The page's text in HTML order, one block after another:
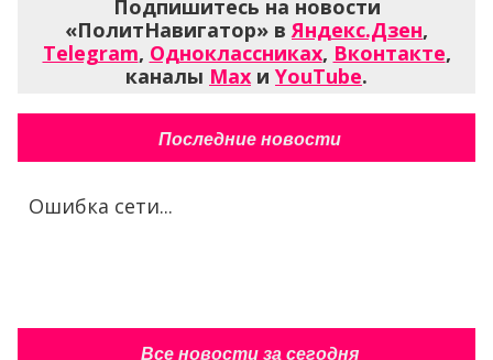
Подпишитесь на новости
«ПолитНавигатор» вЯндекс.Дзен,
Telegram, Одноклассниках, Вконтакте,
каналы Max и YouTube.
Последние новости
Ошибка сети...
Все новости за сегодня